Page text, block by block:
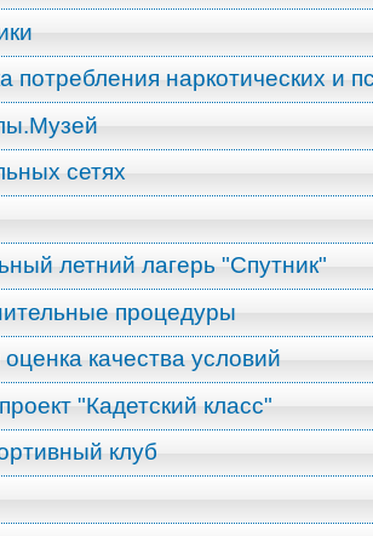
потребления наркотических и
сетях
летний лагерь "Спутник"
процедуры
качества условий
"Кадетский класс"
клуб